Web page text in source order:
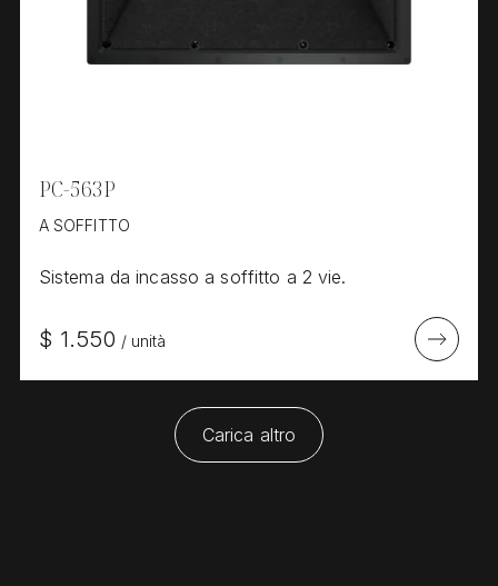
PC-563P
A SOFFITTO
Sistema da incasso a soffitto a 2 vie.
$ 1.550 / unità
Carica altro